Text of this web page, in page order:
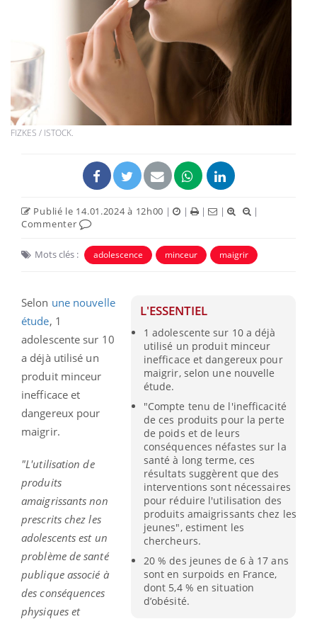
FIZKES / ISTOCK.
Publié le 14.01.2024 à 12h00 | | | |
|
Commenter
Mots clés : adolescence minceur maigrir
L'ESSENTIEL
1 adolescente sur 10 a déjà
utilisé un produit minceur
inefficace et dangereux pour
maigrir, selon une nouvelle
étude.
"Compte tenu de l'inefficacité
de ces produits pour la perte
de poids et de leurs
conséquences néfastes sur la
santé à long terme, ces
résultats suggèrent que des
interventions sont nécessaires
pour réduire l'utilisation des
produits amaigrissants chez les
jeunes", estiment les
chercheurs.
20 % des jeunes de 6 à 17 ans
sont en surpoids en France,
dont 5,4 % en situation
d’obésité.
Selon une nouvelle
étude, 1
adolescente sur 10
a déjà utilisé un
produit minceur
inefficace et
dangereux pour
maigrir.
"L'utilisation de
produits
amaigrissants non
prescrits chez les
adolescents est un
problème de santé
publique associé à
des conséquences
physiques et